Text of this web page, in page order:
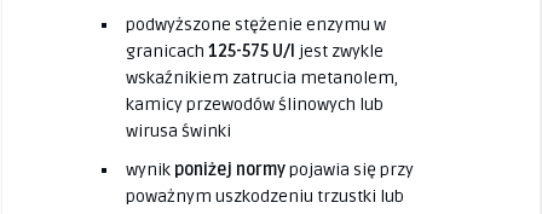
podwyższone stężenie enzymu w
granicach 125-575 U/I jest zwykle
wskaźnikiem zatrucia metanolem,
kamicy przewodów ślinowych lub
wirusa świnki
wynik poniżej normypojawia się przy
poważnym uszkodzeniu trzustki lub